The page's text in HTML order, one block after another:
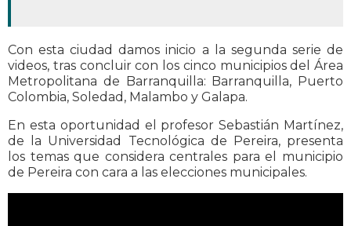
Con esta ciudad damos inicio a la segunda serie de
videos, tras concluir con los cinco municipios del Área
Metropolitana de Barranquilla: Barranquilla, Puerto
Colombia, Soledad, Malambo y Galapa.
En esta oportunidad el profesor Sebastián Martínez,
de la Universidad Tecnológica de Pereira, presenta
los temas que considera centrales para el municipio
de Pereira con cara a las elecciones municipales.